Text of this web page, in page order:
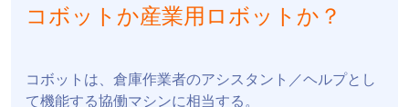
コボットか産業用ロボットか？
コボットは、倉庫作業者のアシスタント／ヘルプとし
て機能する協働マシンに相当する。